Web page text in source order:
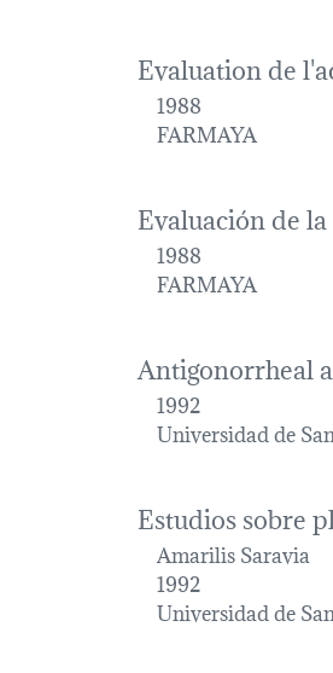
Evaluation de
1988
FARMAYA
Evaluación de
1988
FARMAYA
Antigonorrheal
1992
Universidad de
Estudios sobre
Amarilis Saravia
1992
Universidad de